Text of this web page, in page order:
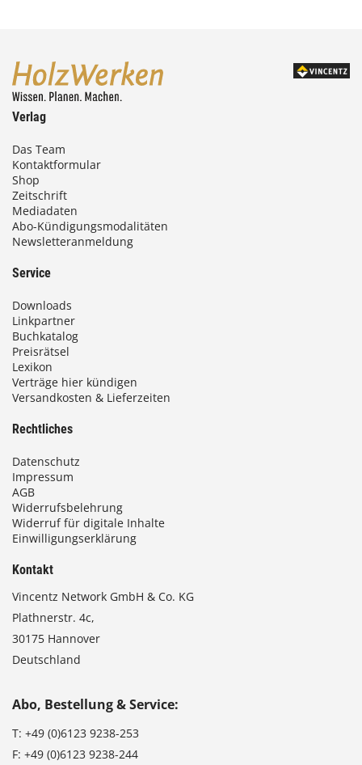
Verlag
Das Team
Kontaktformular
Shop
Zeitschrift
Mediadaten
Abo-Kündigungsmodalitäten
Newsletteranmeldung
Service
Downloads
Linkpartner
Buchkatalog
Preisrätsel
Lexikon
Verträge hier kündigen
Versandkosten & Lieferzeiten
Rechtliches
Datenschutz
Impressum
AGB
Widerrufsbelehrung
Widerruf für digitale Inhalte
Einwilligungserklärung
Kontakt
Vincentz Network GmbH & Co. KG
Plathnerstr. 4c,
30175 Hannover
Deutschland
Abo, Bestellung & Service:
T: +49 (0)6123 9238-253
F: +49 (0)6123 9238-244